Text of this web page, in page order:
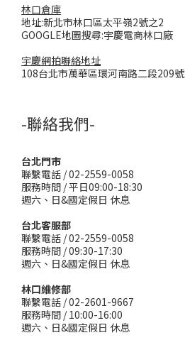
林口倉庫
地址:新北市林口區太平嶺2號之2
GOOGLE地圖搜尋:宇慶電商林口廠
宇慶網拍聯絡地址
108台北市萬華區環河南路二段209號
-聯絡我們-
台北門市
聯繫電話 / 02-2559-0058
服務時間 / 平日09:00-18:30
週六、日&國定假日 休息
台北客服部
聯繫電話 / 02-2559-0058
服務時間 / 09:30-17:30
週六、日&國定假日 休息
林口維修部
聯繫電話 / 02-2601-9667
服務時間 / 10:00-16:00
週六、日&國定假日 休息